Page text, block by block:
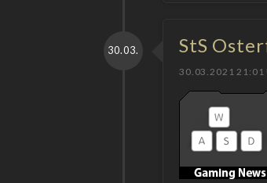
30.03. StS
30.03.2021 21:01